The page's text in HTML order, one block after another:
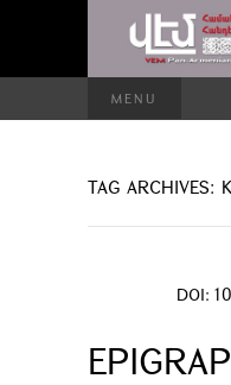
MENU
TAG ARCHIVES:
DOI: